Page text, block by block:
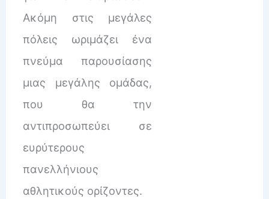
Ακόμη στις μεγάλες
πόλεις ωριμάζει ένα
πνεύμα παρουσίασης
μιας μεγάλης ομάδας,
που θα την
αντιπροσωπεύει σε
ευρύτερους
πανελλήνιους
αθλητικούς ορίζοντες.